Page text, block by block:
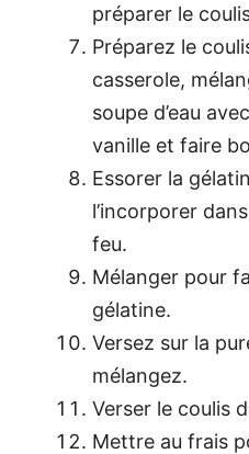
préparer le
Préparez le
casserole,
soupe d’eau
vanille et faire
Essorer la
l’incorporer
feu.
Mélanger pour
gélatine.
Versez sur la
mélangez.
Verser le coulis
Mettre au frais